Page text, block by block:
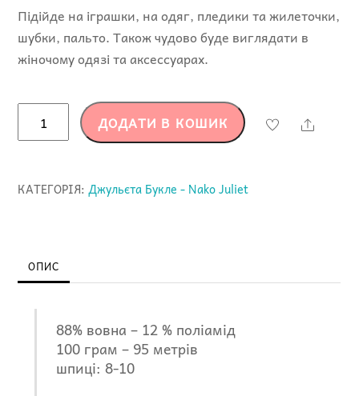
Підійде на іграшки, на одяг, пледики та жилеточки,
шубки, пальто. Також чудово буде виглядати в
жіночому одязі та аксессуарах.
Букле
-
кількість
ДОДАТИ В КОШИК Share
КАТЕГОРІЯ:Джульєта Букле - Nako Juliet
ОПИС
88% вовна – 12 % поліамід
100 грам – 95 метрів
шпиці: 8-10